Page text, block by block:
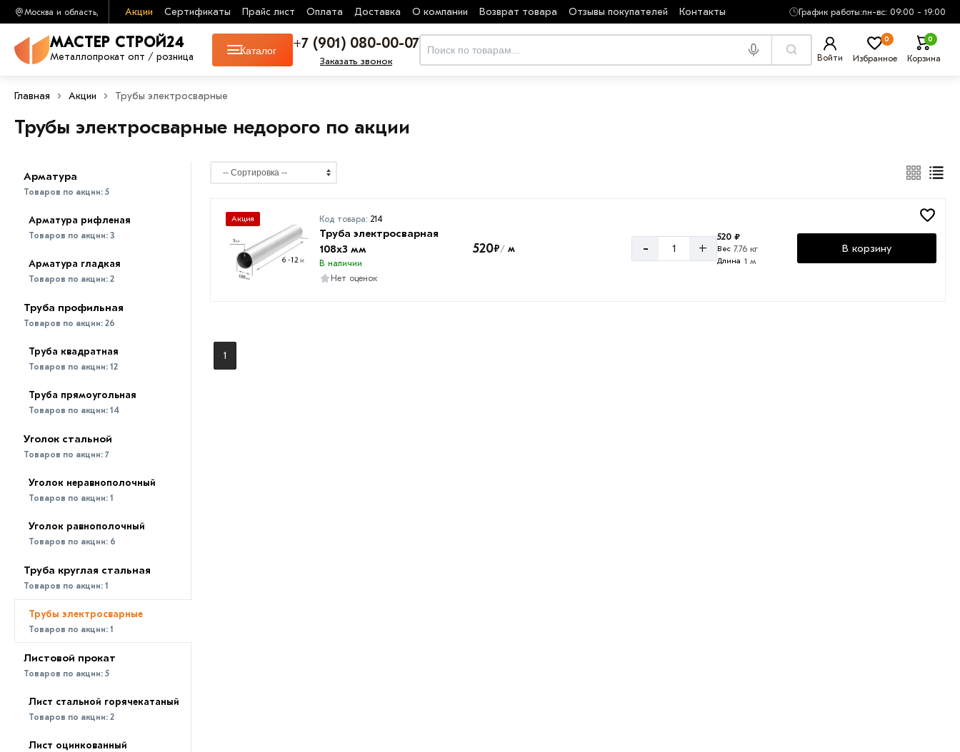
Москва и область, Акции Сертификаты Прайс лист Оплата Доставка О компании Возврат товара Отзывы покупателей Контакты График работы:пн-вс: 09:00 - 19:00
МАСТЕР СТРОЙ24
Металлопрокат опт / розница Каталог +7 (901) 080-00-07
Заказать звонок Войти Избранное
0
Корзина
0
Главная Акции Трубы электросварные
Трубы электросварные недорого по акции
Арматура
Товаров по акции:5
Арматура рифленая
Товаров по акции:3
Арматура гладкая
Товаров по акции:2
Труба профильная
Товаров по акции:26
Труба квадратная
Товаров по акции:12
Труба прямоугольная
Товаров по акции:14
Уголок стальной
Товаров по акции:7
Уголок неравнополочный
Товаров по акции:1
Уголок равнополочный
Товаров по акции: 6
Труба круглая стальная
Товаров по акции:1
Трубы электросварные
Товаров по акции:1
Листовой прокат
Товаров по акции:5
Лист стальной горячекатаный
Товаров по акции:2
Лист оцинкованный
Акция Код товара: 214
Труба электросварная
108х3 мм
В наличии
Нет оценок
520₽/м - +
520 ₽
Вес 7.76 кг
Длина 1 м
В корзину
1